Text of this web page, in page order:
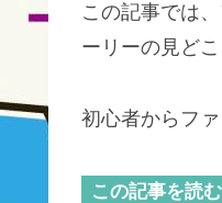
この記事では
ーリーの見ど
初心者からフ
この記事を読